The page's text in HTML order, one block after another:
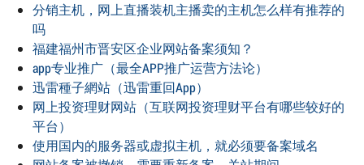
分销主机，网上直播装机主播卖的主机怎么样有推荐的
吗
福建福州市晋安区企业网站备案须知？
app专业推广（最全APP推广运营方法论）
迅雷種子網站（迅雷重回App）
网上投资理财网站（互联网投资理财平台有哪些较好的
平台）
使用国内的服务器或虚拟主机，就必须要备案域名